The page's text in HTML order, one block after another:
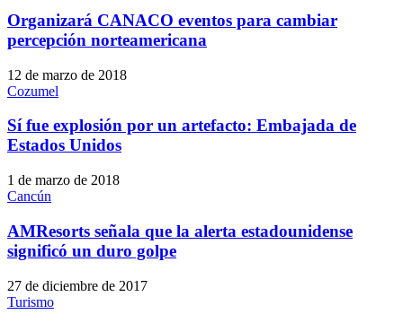
Organizará CANACO eventos para cambiar
percepción norteamericana
12 de marzo de 2018
Cozumel
Sí fue explosión por un artefacto: Embajada de
Estados Unidos
1 de marzo de 2018
Cancún
AMResorts señala que la alerta estadounidense
significó un duro golpe
27 de diciembre de 2017
Turismo